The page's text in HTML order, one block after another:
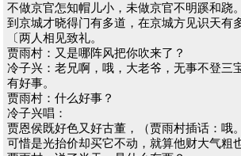
不做京官怎知帽儿小，未做京官不明蹊和跷
到京城才晓得门有多道，在京城方见识天有
〔两人相见致礼。
贾雨村：又是哪阵风把你吹来了？
冷子兴：老兄啊，哦，大老爷，无事不登三
有好事。
贾雨村：什么好事？
冷子兴唱：
贾恩侯既好色又好古董，（贾雨村插话：哦
可惜是光抬价却买它不动，就算他财大气粗